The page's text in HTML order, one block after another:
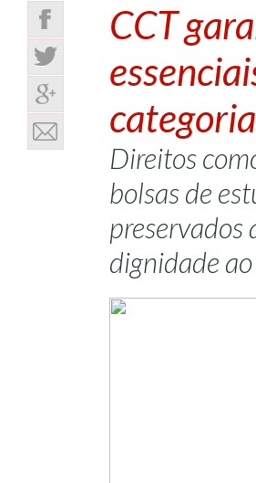
CCT
categoria
Direitos
bolsas de
preservados
dignidade